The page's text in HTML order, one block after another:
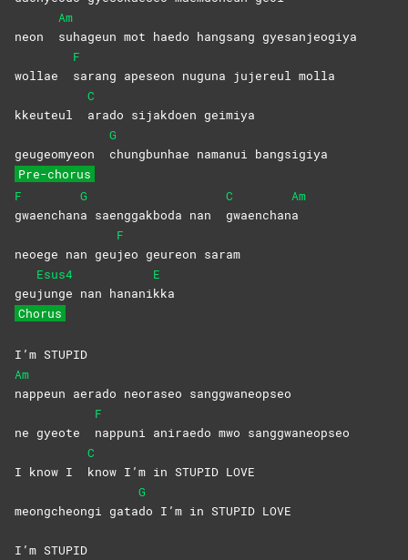
neon
Am
suhageun mot haedo hangsang gyesanjeogiya
wollae
F
sarang apeseon nuguna jujereul molla
kkeuteul
C
arado sijakdoen geimiya
geugeomyeon
G
chungbunhae namanui bangsigiya
Pre-chorus
F
gwaenchan
G
a saenggakboda nan
C
gwaenchan
Am
a
neoege nan geu
F
jeo geureon saram
geu
Esus4
junge nan hanani
E
kka
Chorus
I’m STUPID
Am
nappeun aerado neoraseo sanggwaneopseo
ne gyeote
F
nappuni aniraedo mwo sanggwaneopseo
I know I
C
know I’m in STUPID LOVE
meongcheongi gata
G
do I’m in STUPID LOVE
I’m STUPID